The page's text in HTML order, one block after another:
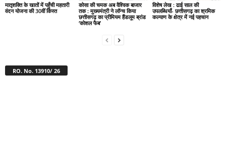
मातृशक्ति के खातों में पहुँची महतारी
वंदन योजना की 30वीं किस्त
कोसा की चमक अब वैश्विक बाजार
तक : मुख्यमंत्री ने लॉन्च किया
छत्तीसगढ़ का प्रीमियम हैंडलूम ब्रांड
‘कोशल फैब’
विशेष लेख : ढाई साल की
उपलब्धियाँ- छत्तीसगढ़ का श्रमिक
कल्याण के क्षेत्र में नई पहचान
RO. No. 13910/ 26